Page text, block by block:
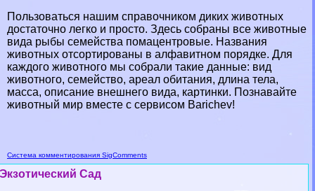
Пользоваться нашим справочником диких животных
достаточно легко и просто. Здесь собраны все животные
вида рыбы семейства помацентровые. Названия
животных отсортированы в алфавитном порядке. Для
каждого животного мы собрали такие данные: вид
животного, семейство, ареал обитания, длина тела,
масса, описание внешнего вида, картинки. Познавайте
животный мир вместе с сервисом Barichev!
Система комментирования SigComments
Экзотический Сад